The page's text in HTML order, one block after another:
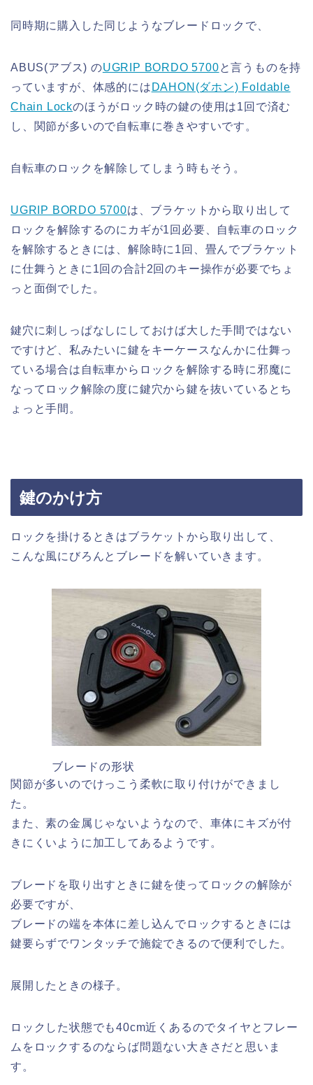
同時期に購入した同じようなブレードロックで、
ABUS(アブス) のUGRIP BORDO 5700と言うものを持
っていますが、体感的には DAHON(ダホン) Foldable
Chain Lockのほうがロック時の鍵の使用は1回で済む
し、関節が多いので自転車に巻きやすいです。
自転車のロックを解除してしまう時もそう。
UGRIP BORDO 5700は、ブラケットから取り出して
ロックを解除するのにカギが1回必要、自転車のロック
を解除するときには、解除時に1回、畳んでブラケット
に仕舞うときに1回の合計2回のキー操作が必要でちょ
っと面倒でした。
鍵穴に刺しっぱなしにしておけば大した手間ではない
ですけど、私みたいに鍵をキーケースなんかに仕舞っ
ている場合は自転車からロックを解除する時に邪魔に
なってロック解除の度に鍵穴から鍵を抜いているとち
ょっと手間。
鍵のかけ方
ロックを掛けるときはブラケットから取り出して、
こんな風にびろんとブレードを解いていきます。
ブレードの形状
関節が多いのでけっこう柔軟に取り付けができまし
た。
また、素の金属じゃないようなので、車体にキズが付
きにくいように加工してあるようです。
ブレードを取り出すときに鍵を使ってロックの解除が
必要ですが、
ブレードの端を本体に差し込んでロックするときには
鍵要らずでワンタッチで施錠できるので便利でした。
展開したときの様子。
ロックした状態でも40cm近くあるのでタイヤとフレー
ムをロックするのならば問題ない大きさだと思いま
す。